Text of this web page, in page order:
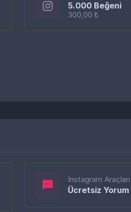
5.000 Beğeni
300,00 ₺
Instagram Araçları
Ücretsiz Yorum